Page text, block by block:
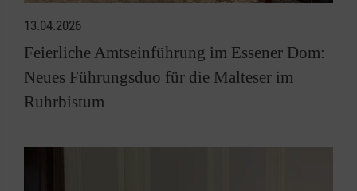
13.04.2026
Feierliche Amtseinführung im Essener Dom:
Neues Führungsduo für die Malteser im
Ruhrbistum